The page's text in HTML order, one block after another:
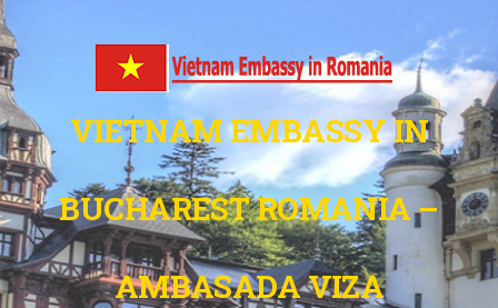
VIETNAM EMBASSY IN
BUCHAREST ROMANIA –
AMBASADA VIZA